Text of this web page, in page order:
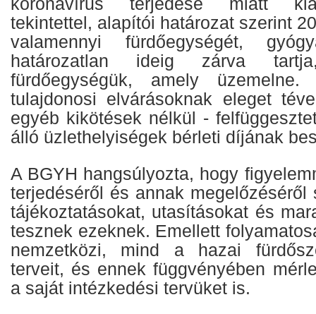
tekintettel, alapítói határozat szerint
valamennyi fürdőegységét,
határozatlan ideig zárva
fürdőegységük, amely
tulajdonosi elvárásoknak eleget
egyéb kikötések nélkül -
álló üzlethelyiségek bérleti díjának
A BGYH hangsúlyozta, hogy
terjedéséről és annak megelőzéséről
tájékoztatásokat, utasításokat és
tesznek ezeknek. Emellett
nemzetközi, mind a hazai
terveit, és ennek függvényében
a saját intézkedési tervüket is.